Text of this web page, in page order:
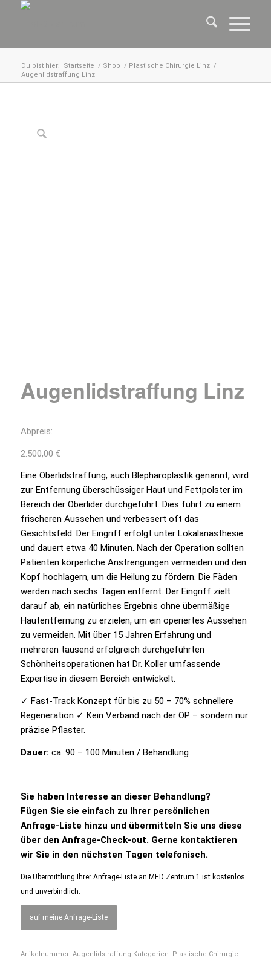
Du bist hier: Startseite / Shop / Plastische Chirurgie Linz /
Augenlidstraffung Linz
Augenlidstraffung Linz
Abpreis:
2.500,00 €
Eine Oberlidstraffung, auch Blepharoplastik genannt, wird
zur Entfernung überschüssiger Haut und Fettpolster im
Bereich der Oberlider durchgeführt. Dies führt zu einem
frischeren Aussehen und verbessert oft das
Gesichtsfeld. Der Eingriff erfolgt unter Lokalanästhesie
und dauert etwa 40 Minuten. Nach der Operation sollten
Patienten körperliche Anstrengungen vermeiden und den
Kopf hochlagern, um die Heilung zu fördern. Die Fäden
werden nach sechs Tagen entfernt. Der Eingriff zielt
darauf ab, ein natürliches Ergebnis ohne übermäßige
Hautentfernung zu erzielen, um ein operiertes Aussehen
zu vermeiden. Mit über 15 Jahren Erfahrung und
mehreren tausend erfolgreich durchgeführten
Schönheitsoperationen hat Dr. Koller umfassende
Expertise in diesem Bereich entwickelt.
✓ Fast-Track Konzept für bis zu 50 – 70% schnellere
Regeneration ✓ Kein Verband nach der OP – sondern nur
präzise Pflaster.
Dauer: ca. 90 – 100 Minuten / Behandlung
Sie haben Interesse an dieser Behandlung?
Fügen Sie sie einfach zu Ihrer persönlichen
Anfrage-Liste hinzu und übermitteln Sie uns diese
über den Anfrage-Check-out. Gerne kontaktieren
wir Sie in den nächsten Tagen telefonisch.
Die Übermittlung Ihrer Anfrage-Liste an MED Zentrum 1 ist kostenlos
und unverbindlich.
auf meine Anfrage-Liste
Artikelnummer: Augenlidstraffung Kategorien: Plastische Chirurgie